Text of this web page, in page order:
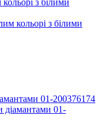
кольорі з білими
діамантами 01-